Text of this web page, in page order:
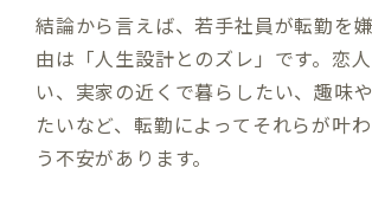
結論から言えば、若手社員が転勤を
由は「人生設計とのズレ」です。恋
い、実家の近くで暮らしたい、趣味
たいなど、転勤によってそれらが叶
う不安があります。